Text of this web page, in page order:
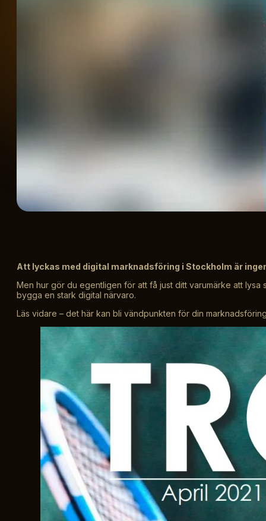
Att lyckas med digital marknadsföring i Stockholm är
Men hur gör du egentligen för att få just ditt varumärke att
bygga en stark digital närvaro.
Läs vidare – det här kan bli vändpunkten för din